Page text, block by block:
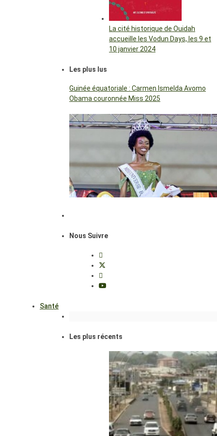
La cité historique de Ouidah
accueille les Vodun Days, les 9 et
10 janvier 2024
Les plus lus
Guinée équatoriale : Carmen Ismelda Avomo
Obama couronnée Miss 2025
Nous Suivre
Santé
Les plus récents